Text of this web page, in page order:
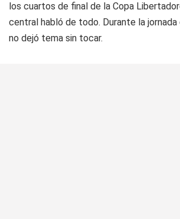
los cuartos de final de la Copa
central habló de todo. Durante la
no dejó tema sin tocar.